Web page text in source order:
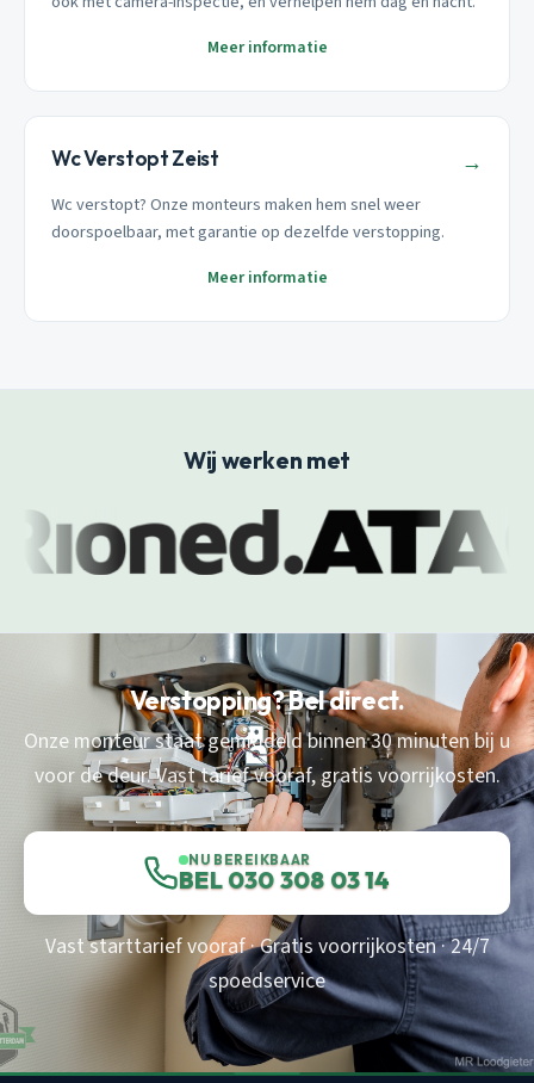
Meer informatie
Wc Verstopt Zeist →
Wc verstopt? Onze monteurs maken hem snel weer
doorspoelbaar, met garantie op dezelfde verstopping.
Meer informatie
Wij werken met
Verstopping? Bel direct.
Onze monteur staat gemiddeld binnen 30 minuten bij u
voor de deur. Vast tarief vooraf, gratis voorrijkosten.
NU BEREIKBAAR
BEL 030 308 03 14
Vast starttarief vooraf · Gratis voorrijkosten · 24/7
spoedservice